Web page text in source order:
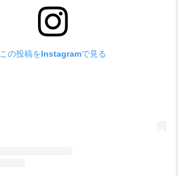
この投稿をInstagramで見る